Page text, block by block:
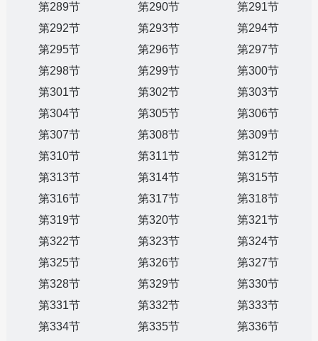
第289节
第290节
第291节
第292节
第293节
第294节
第295节
第296节
第297节
第298节
第299节
第300节
第301节
第302节
第303节
第304节
第305节
第306节
第307节
第308节
第309节
第310节
第311节
第312节
第313节
第314节
第315节
第316节
第317节
第318节
第319节
第320节
第321节
第322节
第323节
第324节
第325节
第326节
第327节
第328节
第329节
第330节
第331节
第332节
第333节
第334节
第335节
第336节